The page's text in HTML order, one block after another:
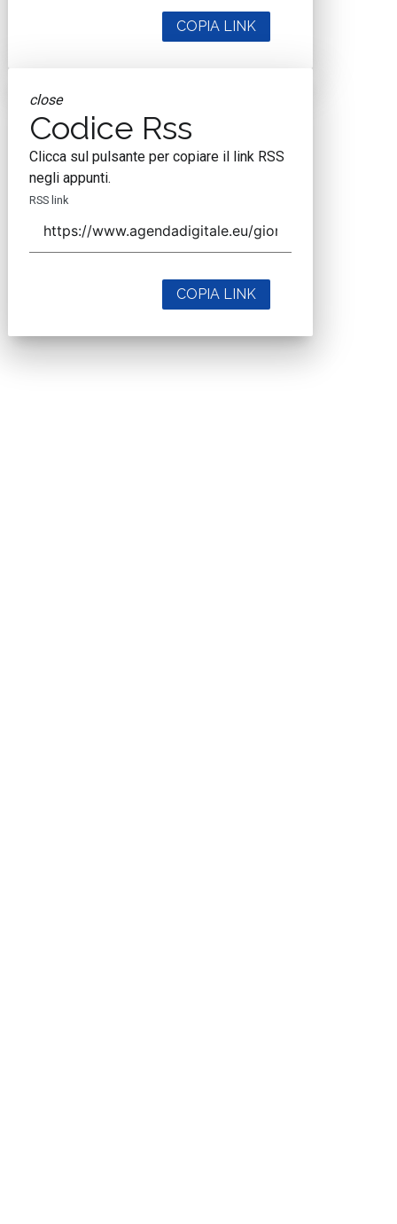
COPIA LINK
close
Codice Rss
Clicca sul pulsante per copiare il link RSS
negli appunti.
RSS link
COPIA LINK